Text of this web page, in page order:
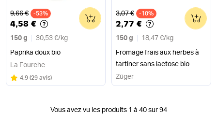
Ancien prix
9,66 € -53%
4,58 €
150 g 30,53 €/ kg
Paprika doux bio
0
La Fourche
Note
4.9 sur 5
(29 avis)
Ancien prix
3,07 € -10%
2,77 €
150 g 18,47 €/ kg
Fromage frais aux herbes à
tartiner sans lactose bio
0
Züger
Vous avez vu les produits 1 à 40 sur 94